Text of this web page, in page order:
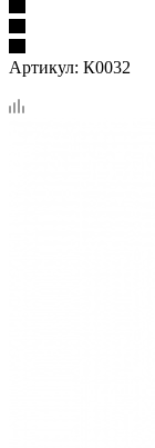
Артикул: К0032